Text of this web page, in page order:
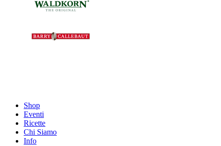
Shop
Eventi
Ricette
Chi Siamo
Info